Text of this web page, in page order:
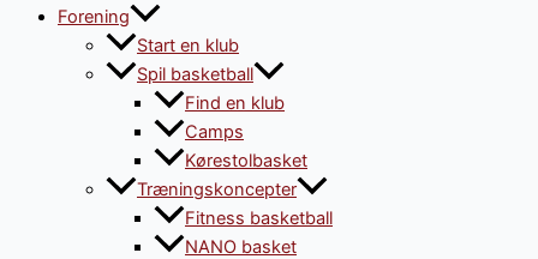
Forening
Start en klub
Spil basketball
Find en klub
Camps
Kørestolbasket
Træningskoncepter
Fitness basketball
NANO basket